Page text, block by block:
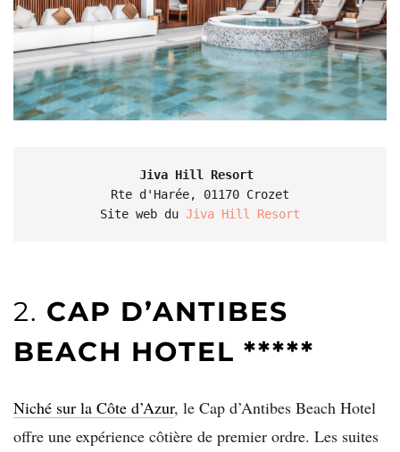
Jiva Hill Resort
Rte d'Harée, 01170 Crozet
Site web du Jiva Hill Resort
2. CAP D’ANTIBES
BEACH HOTEL *****
Niché sur la Côte d’Azur, le Cap d’Antibes Beach Hotel
offre une expérience côtière de premier ordre. Les suites